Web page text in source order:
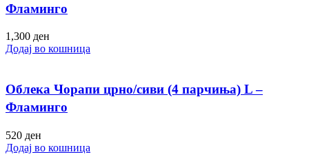
Фламинго
1,300 ден
Додај во кошница
Облека Чорапи црно/сиви (4 парчиња) L –
Фламинго
520 ден
Додај во кошница